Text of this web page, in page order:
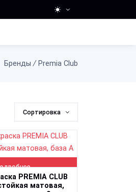
Бренды / Premia Club
Сортировка
PREMIA CLUB
матовая,